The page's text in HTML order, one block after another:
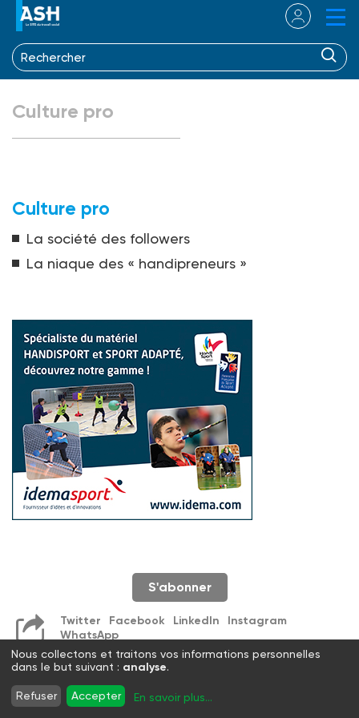
Culture pro
Culture pro
La société des followers
La niaque des « handipreneurs »
S'abonner
Twitter Facebook LinkedIn
Instagram
WhatsApp
Nous collectons et traitons vos informations personnelles
dans le but suivant : analyse.
Refuser Accepter En savoir plus...